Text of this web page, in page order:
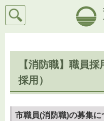
芦屋市
検索
【消防職】職員
採用）
市職員(消防職)の募集に